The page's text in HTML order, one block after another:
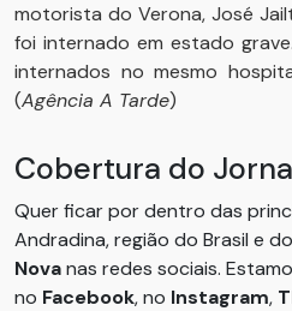
motorista do Verona, José
foi internado em estado
internados no mesmo
(Agência A Tarde)
Cobertura do
Quer ficar por dentro das
Andradina, região do Brasil e
Novanas redes sociais.
no Facebook, no Instagram,